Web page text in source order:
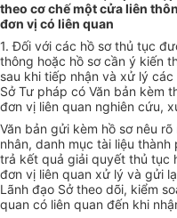
theo cơ chế một cửa liên
đơn vị có liên quan
1.Đối với các hồ sơ thủ tục
thông hoặc hồ sơ cần ý kiến
sau khi tiếp nhận và xử lý
Sở Tư pháp có Văn bản kèm
đơn vị liên quan nghiên cứu,
Văn bản gửi kèm hồ sơ nêu
nhân, danh mục tài liệu thành
trả kết quả giải quyết thủ tục
đơn vị liên quan xử lý và gửi
Lãnh đạo Sở theo dõi, kiểm
quan có liên quan đến khi